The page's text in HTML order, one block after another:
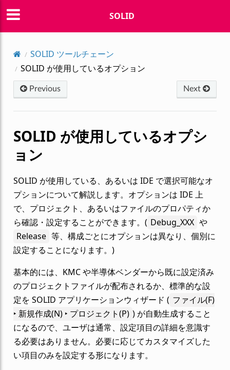
SOLID
SOLID ツールチェーン
SOLID が使用しているオプション
Previous Next
SOLID が使用しているオプシ
ョン
SOLID が使用している、あるいは IDE で選択可能なオ
プションについて解説します。オプションは IDE 上
で、プロジェクト、あるいはファイルのプロパティか
ら確認・設定することができます。( Debug_XXX や
Release 等、構成ごとにオプションは異なり、個別に
設定することになります。)
基本的には、KMC や半導体ベンダーから既に設定済み
のプロジェクトファイルが配布されるか、標準的な設
定を SOLID アプリケーションウィザード ( ファイル(F)
‣ 新規作成(N) ‣ プロジェクト(P) ) が自動生成すること
になるので、ユーザは通常、設定項目の詳細を意識す
る必要はありません。必要に応じてカスタマイズした
い項目のみを設定する形になります。